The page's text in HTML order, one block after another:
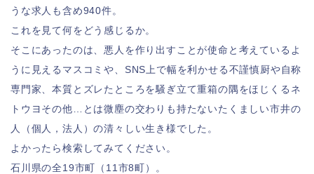
うな求人も含め940件。
これを見て何をどう感じるか。
そこにあったのは、悪人を作り出すことが使命と考えているよ
うに見えるマスコミや、SNS上で幅を利かせる不謹慎厨や自称
専門家、本質とズレたところを騒ぎ立て重箱の隅をほじくるネ
トウヨその他…とは微塵の交わりも持たないたくましい市井の
人（個人，法人）の清々しい生き様でした。
よかったら検索してみてください。
石川県の全19市町（11市8町）。